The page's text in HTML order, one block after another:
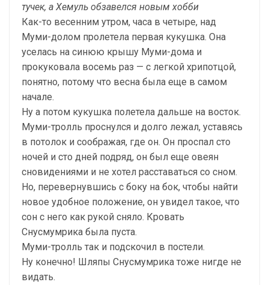
тучек, а Хемуль обзавелся новым хобби
Как-то весенним утром, часа в четыре, над
Муми-долом пролетела первая кукушка. Она
уселась на синюю крышу Муми-дома и
прокуковала восемь раз — с легкой хрипотцой,
понятно, потому что весна была еще в самом
начале.
Ну а потом кукушка полетела дальше на восток.
Муми-тролль проснулся и долго лежал, уставясь
в потолок и соображая, где он. Он проспал сто
ночей и сто дней подряд, он был еще овеян
сновидениями и не хотел расставаться со сном.
Но, перевернувшись с боку на бок, чтобы найти
новое удобное положение, он увидел такое, что
сон с него как рукой сняло. Кровать
Снусмумрика была пуста.
Муми-тролль так и подскочил в постели.
Ну конечно! Шляпы Снусмумрика тоже нигде не
видать.